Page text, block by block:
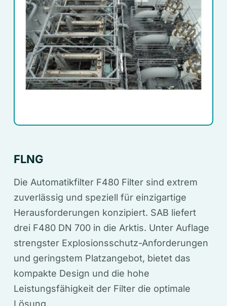
FLNG
Die Automatikfilter F480 Filter sind extrem
zuverlässig und speziell für einzigartige
Herausforderungen konzipiert. SAB liefert
drei F480 DN 700 in die Arktis. Unter Auflage
strengster Explosionsschutz-Anforderungen
und geringstem Platzangebot, bietet das
kompakte Design und die hohe
Leistungsfähigkeit der Filter die optimale